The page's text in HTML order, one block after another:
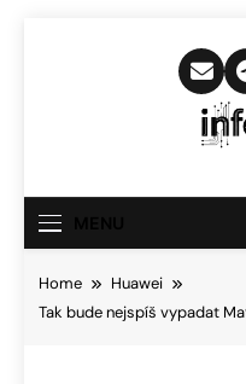
Home
Huawei
Tak bude nejspíš vypadat